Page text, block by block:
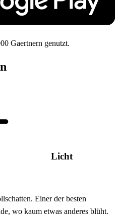
Gaertnern genutzt.
Licht
Einer der besten
wo kaum etwas anderes blüht.